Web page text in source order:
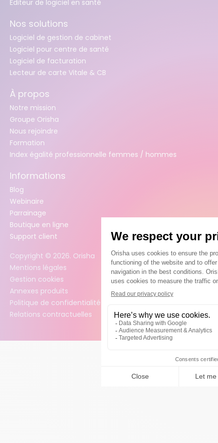
Éditeur de logiciel en santé
Nos solutions
Logiciel de gestion de cabinet
Logiciel pour centre de santé
Logiciel de facturation
Lecteur de carte Vitale & CB
À propos
Notre mission
Groupe Orisha
Nous rejoindre
Formation
Index égalité professionnelle femmes / hommes
Informations
Blog
Webinaire
Parrainage
Boutique en ligne
Support client
Copyright © 2026. Orisha
Mentions légales
Gestion cookies
Annexes produits
Politique de confidentialité des données
Relations contractuelles